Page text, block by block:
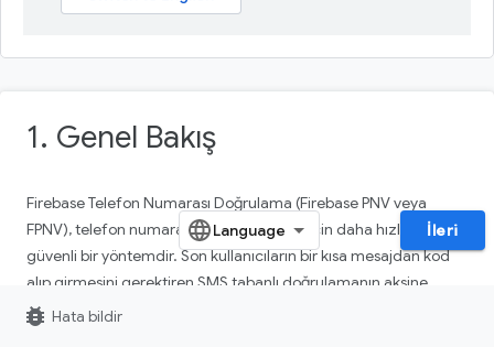
1. Genel Bakış
Firebase Telefon Numarası Doğrulama (Firebase PNV veya
FPNV), telefon numaralarını doğrulamak için daha hızlı ve daha
güvenli bir yöntemdir. Son kullanıcıların bir kısa mesajdan kod
alıp girmesini gerektiren SMS tabanlı doğrulamanın aksine,
Firebase PNV, cihazdaki SIM'e atanmış telefon numarasını tek
İleri
bug_report Hata bildir